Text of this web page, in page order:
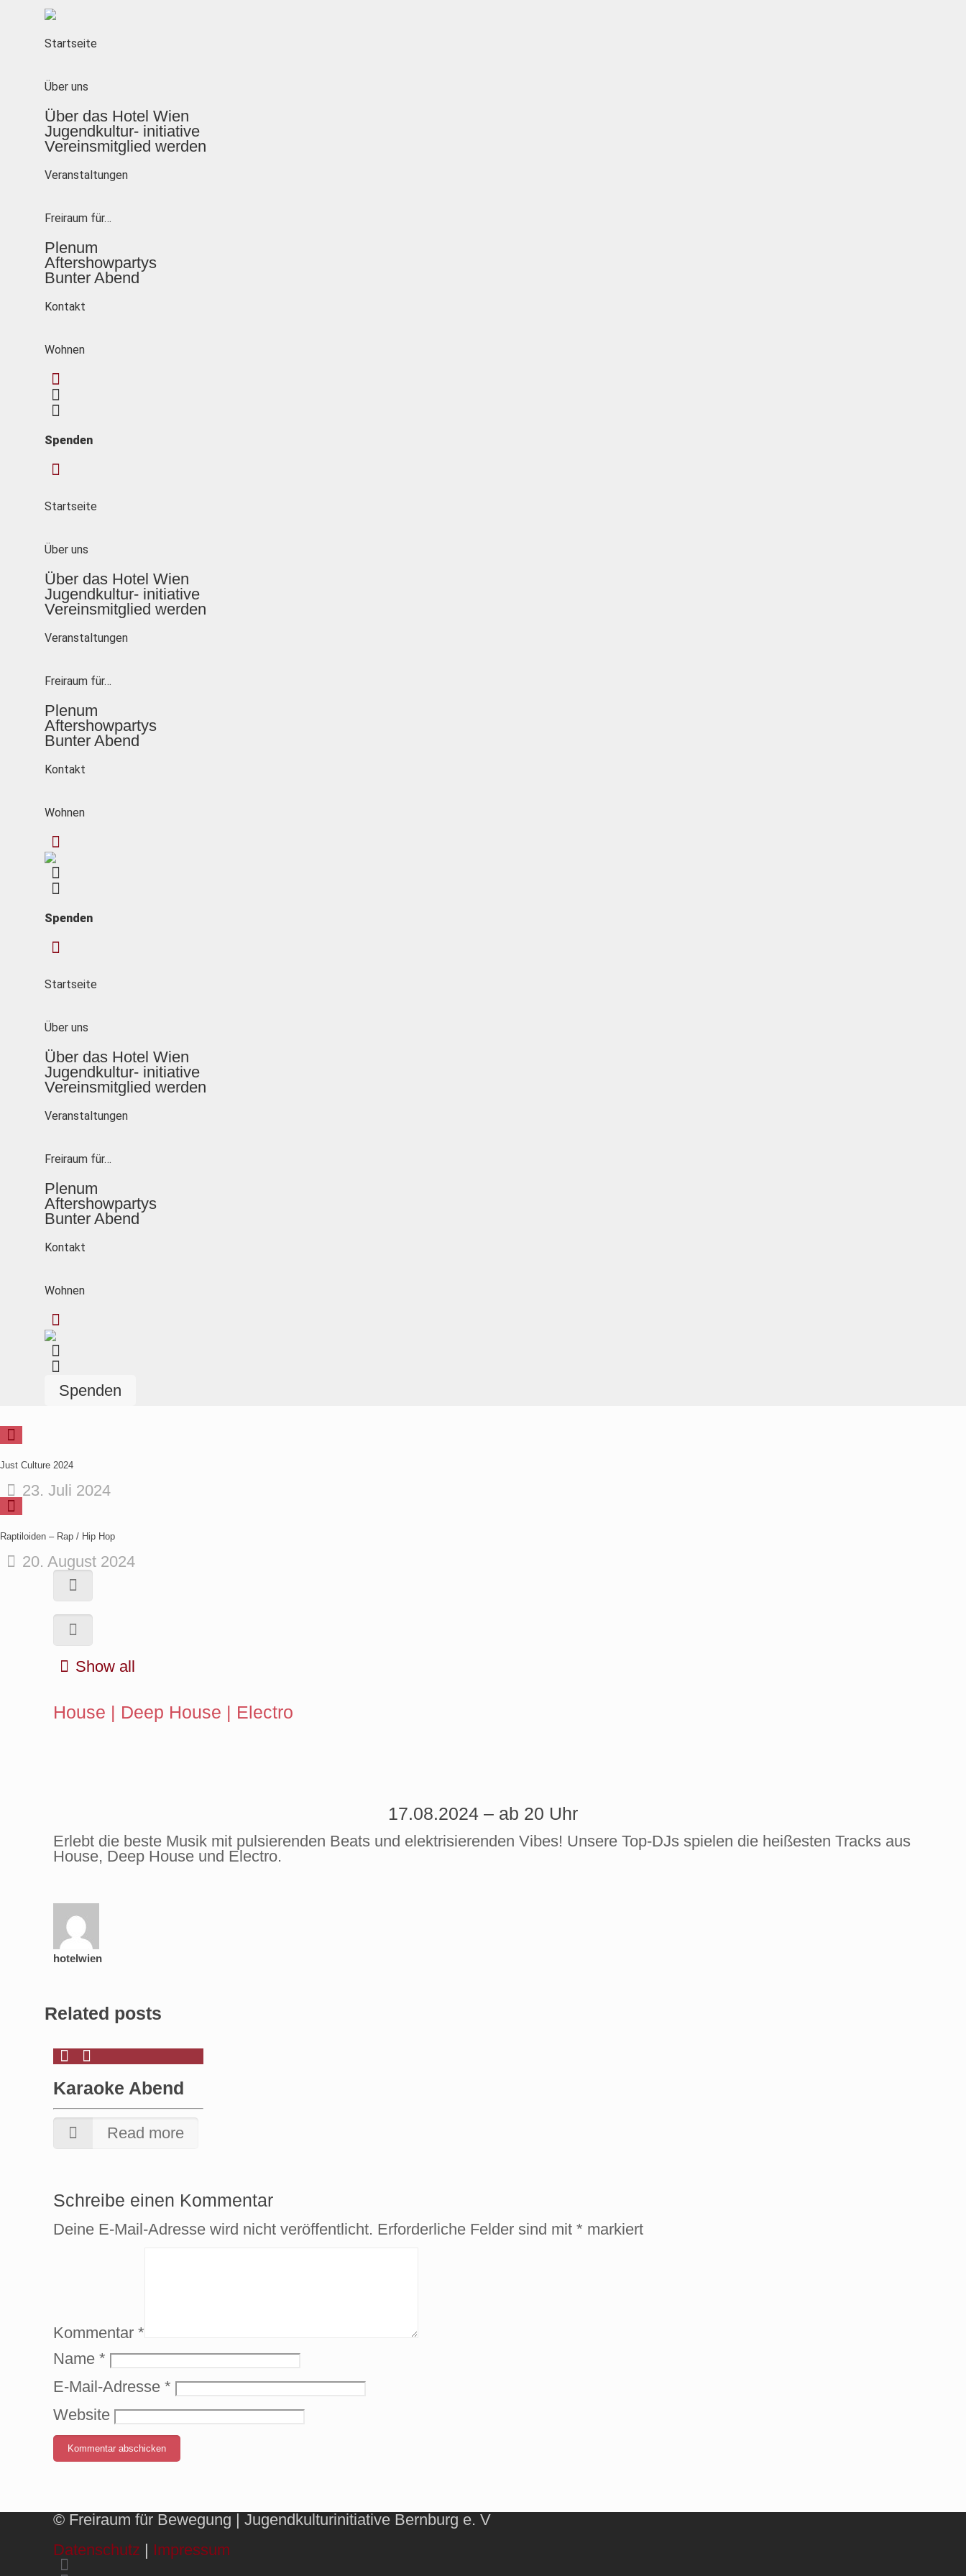
Startseite
Über uns
Über das Hotel Wien
Jugendkultur- initiative
Vereinsmitglied werden
Veranstaltungen
Freiraum für…
Plenum
Aftershowpartys
Bunter Abend
Kontakt
Wohnen
Spenden
Startseite
Über uns
Über das Hotel Wien
Jugendkultur- initiative
Vereinsmitglied werden
Veranstaltungen
Freiraum für…
Plenum
Aftershowpartys
Bunter Abend
Kontakt
Wohnen
Spenden
Startseite
Über uns
Über das Hotel Wien
Jugendkultur- initiative
Vereinsmitglied werden
Veranstaltungen
Freiraum für…
Plenum
Aftershowpartys
Bunter Abend
Kontakt
Wohnen
Spenden
Just Culture 2024
23. Juli 2024
Raptiloiden – Rap / Hip Hop
20. August 2024
Show all
House | Deep House | Electro
17.08.2024 – ab 20 Uhr
Erlebt die beste Musik mit pulsierenden Beats und elektrisierenden Vibes! Unsere Top-DJs spielen die heißesten Tracks aus
House, Deep House und Electro.
hotelwien
Related posts
Karaoke Abend
Read more
Schreibe einen Kommentar
Deine E-Mail-Adresse wird nicht veröffentlicht. Erforderliche Felder sind mit* markiert
Kommentar*
Name*
E-Mail-Adresse*
Website
© Freiraum für Bewegung | Jugendkulturinitiative Bernburg e. V
Datenschutz | Impressum